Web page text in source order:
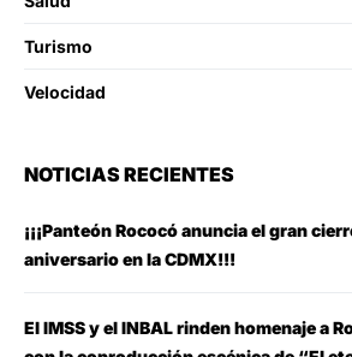
Turismo
Velocidad
NOTICIAS RECIENTES
¡¡¡Panteón Rococó anuncia el gran
aniversario en la CDMX!!!
El IMSS y el INBAL rinden homenaje a